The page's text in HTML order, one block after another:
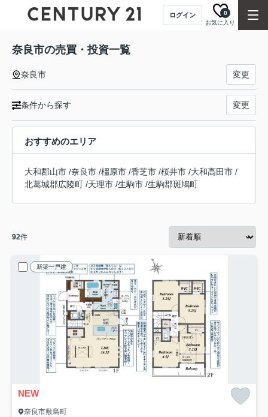
ログイン
お気に入り
0
奈良市の売買・投資一覧
奈良市 変更
条件から探す 変更
おすすめのエリア
大和郡山市 /奈良市 /橿原市 /香芝市 /桜井市 /大和高田市 /
北葛城郡広陵町 /天理市 /生駒市 /生駒郡斑鳩町
92件
新築一戸建
NEW
奈良市敷島町